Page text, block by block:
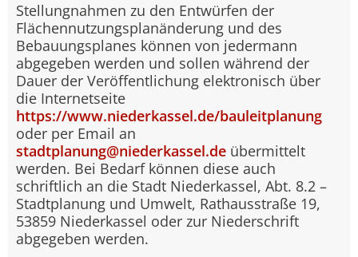
Stellungnahmen zu den Entwürfen der
Flächennutzungsplanänderung und des
Bebauungsplanes können von jedermann
abgegeben werden und sollen während der
Dauer der Veröffentlichung elektronisch über
die Internetseite
https://www.niederkassel.de/bauleitplanung
oder per Email an
stadtplanung@niederkassel.de übermittelt
werden. Bei Bedarf können diese auch
schriftlich an die Stadt Niederkassel, Abt. 8.2 –
Stadtplanung und Umwelt, Rathausstraße 19,
53859 Niederkassel oder zur Niederschrift
abgegeben werden.